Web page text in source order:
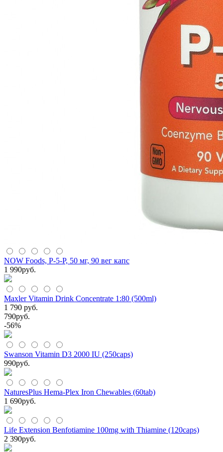
NOW Foods, P-5-P, 50 мг, 90 вег капс
1 990руб.
Maxler Vitamin Drink Concentrate 1:80 (500ml)
1 790 руб.
790руб.
-56%
Swanson Vitamin D3 2000 IU (250caps)
990руб.
NaturesPlus Hema-Plex Iron Chewables (60tab)
1 690руб.
Life Extension Benfotiamine 100mg with Thiamine (120caps)
2 390руб.